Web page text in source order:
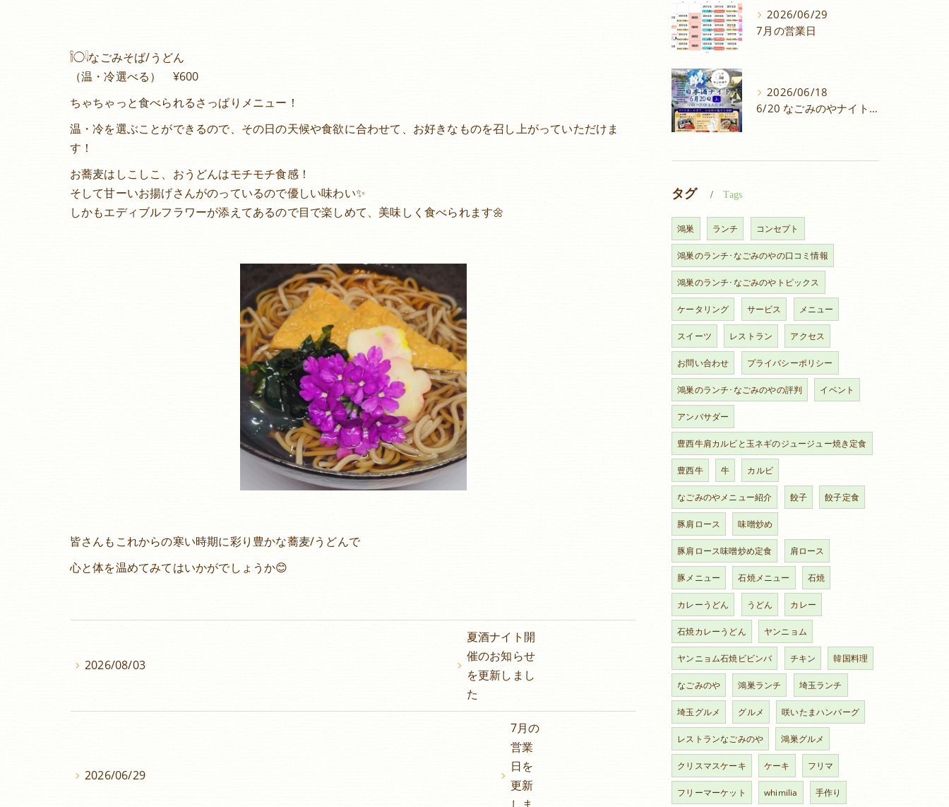
𓌉◯𓇋なごみそば/うどん
（温・冷選べる） ¥600
ちゃちゃっと食べられるさっぱりメニュー！
温・冷を選ぶことができるので、その日の天候や食欲に合わせて、お好きなものを召し上がっていただけま
す！
お蕎麦はしこしこ、おうどんはモチモチ食感！
そして甘ーいお揚げさんがのっているので優しい味わい✨
しかもエディブルフラワーが添えてあるので目で楽しめて、美味しく食べられます🌼
皆さんもこれからの寒い時期に彩り豊かな蕎麦/うどんで
心と体を温めてみてはいかがでしょうか😊
2026/08/03
夏酒ナイト開
催のお知らせ
を更新しまし
た
2026/06/29
7月の
営業
日を
更新
2026/06/29
7月の営業日
2026/06/18
6/20 なごみのやナイトイベントメニュー！
タグ Tags
鴻巣 ランチ コンセプト
鴻巣のランチ･なごみのやの口コミ情報
鴻巣のランチ･なごみのやトピックス
ケータリング サービス メニュー
スイーツ レストラン アクセス
お問い合わせ プライバシーポリシー
鴻巣のランチ･なごみのやの評判 イベント
アンバサダー
豊西牛肩カルビと玉ネギのジュージュー焼き定食
豊西牛 牛 カルビ
なごみのやメニュー紹介 餃子 餃子定食
豚肩ロース 味噌炒め
豚肩ロース味噌炒め定食 肩ロース
豚メニュー 石焼メニュー 石焼
カレーうどん うどん カレー
石焼カレーうどん ヤンニョム
ヤンニョム石焼ビビンバ チキン 韓国料理
なごみのや 鴻巣ランチ 埼玉ランチ
埼玉グルメ グルメ 咲いたまハンバーグ
レストランなごみのや 鴻巣グルメ
クリスマスケーキ ケーキ フリマ
フリーマーケット whimilia 手作り